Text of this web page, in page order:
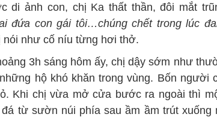
di ảnh con, chị Ka thất thần, đôi mắt
đứa con gái tôi…chúng chết trong lúc
nói như cố níu từng hơi thở.
3h sáng hôm ấy, chị dậy sớm như
hộ khó khăn trong vùng. Bốn người
Khi chị vừa mở cửa bước ra ngoài thì
từ sườn núi phía sau ầm ầm trút xuống